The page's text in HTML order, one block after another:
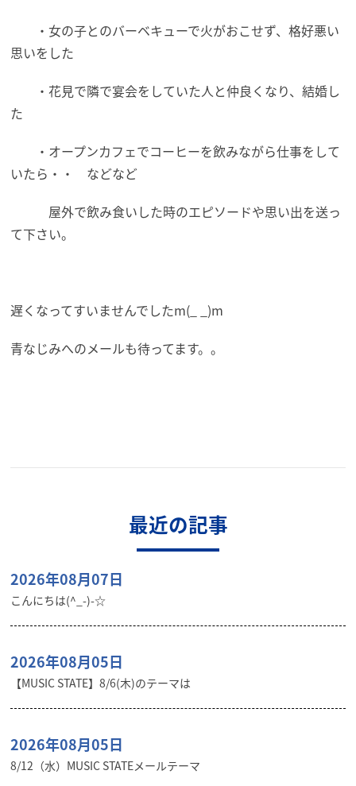
・女の子とのバーベキューで火がおこせず、格好悪い
思いをした
・花見で隣で宴会をしていた人と仲良くなり、結婚し
た
・オープンカフェでコーヒーを飲みながら仕事をして
いたら・・ などなど
屋外で飲み食いした時のエピソードや思い出を送っ
て下さい。
遅くなってすいませんでしたm(_ _)m
青なじみへのメールも待ってます。。
最近の記事
2026年08月07日
こんにちは(^_-)-☆
2026年08月05日
【MUSIC STATE】8/6(木)のテーマは
2026年08月05日
8/12（水）MUSIC STATEメールテーマ